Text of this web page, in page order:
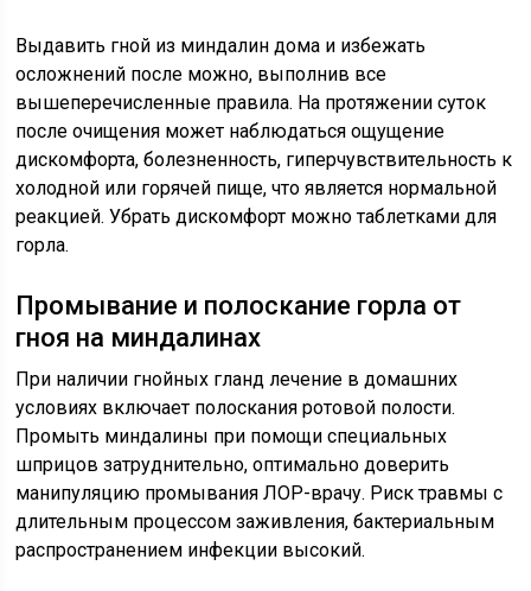
Выдавить гной из миндалин дома и избежать
осложнений после можно, выполнив все
вышеперечисленные правила. На протяжении суток
после очищения может наблюдаться ощущение
дискомфорта, болезненность, гиперчувствительность к
холодной или горячей пище, что является нормальной
реакцией. Убрать дискомфорт можно таблетками для
горла.
Промывание и полоскание горла от
гноя на миндалинах
При наличии гнойных гланд лечение в домашних
условиях включает полоскания ротовой полости.
Промыть миндалины при помощи специальных
шприцов затруднительно, оптимально доверить
манипуляцию промывания ЛОР-врачу. Риск травмы с
длительным процессом заживления, бактериальным
распространением инфекции высокий.